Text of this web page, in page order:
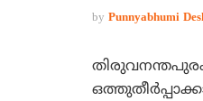
by Punnyabhumi